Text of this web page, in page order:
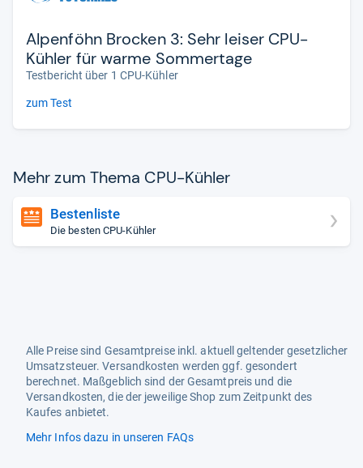
Alpenföhn Brocken 3: Sehr leiser CPU-
Kühler für warme Sommertage
Testbericht über 1 CPU-Kühler
zum Test
Mehr zum Thema CPU-​Küh­ler
Bestenliste
Die besten CPU-Kühler
Alle Preise sind Gesamtpreise inkl. aktuell geltender gesetzlicher
Umsatzsteuer. Versandkosten werden ggf. gesondert
berechnet. Maßgeblich sind der Gesamtpreis und die
Versandkosten, die der jeweilige Shop zum Zeitpunkt des
Kaufes anbietet.
Mehr Infos dazu in unseren FAQs